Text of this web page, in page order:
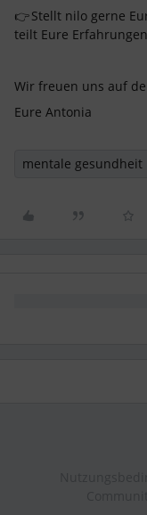
👉 Stellt nilo gerne
teilt Eure
Wir freuen uns auf
Eure Antonia
mentale gesundheit